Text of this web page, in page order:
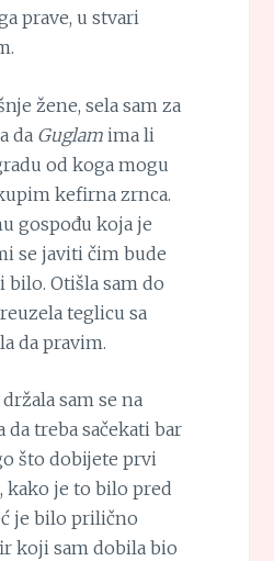
prave, u stvari
žene, sela sam za
da Guglamima li
od koga mogu
kefirna zrnca.
gospođu koja je
se javiti čim bude
bilo. Otišla sam do
teglicu sa
da pravim.
sam se na
treba sačekati bar
što dobijete prvi
kako je to bilo pred
je bilo prilično
koji sam dobila bio